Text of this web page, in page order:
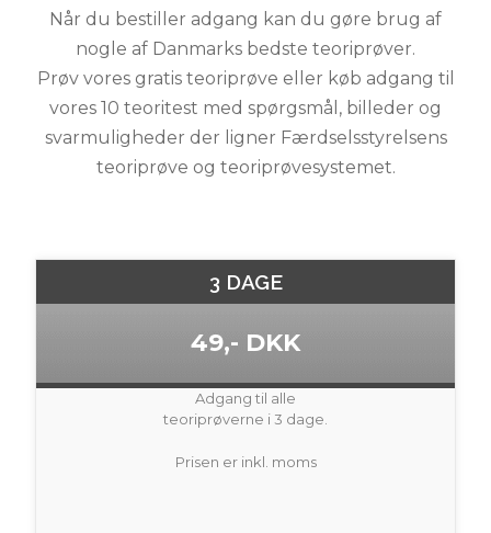
Når du bestiller adgang kan du gøre brug af
nogle af Danmarks bedste teoriprøver.
Prøv vores gratis teoriprøve eller køb adgang til
vores 10 teoritest med spørgsmål, billeder og
svarmuligheder der ligner Færdselsstyrelsens
teoriprøve og teoriprøvesystemet.
3 DAGE
49,- DKK
Adgang til alle
teoriprøverne i 3 dage.
Prisen er inkl. moms